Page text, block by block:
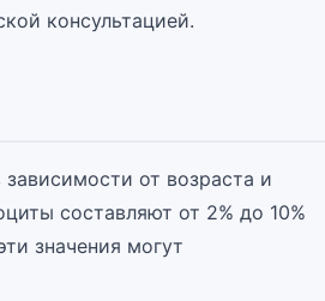
консультацией.
от возраста и
составляют от 2% до 10%
значения могут